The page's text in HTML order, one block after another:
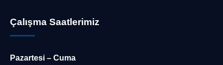
Çalışma Saatlerimiz
Pazartesi – CumaMüşteri Temsilcisi